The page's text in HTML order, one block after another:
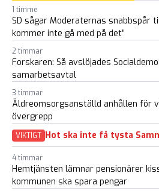
1 timme
SD sågar Moderaternas snabbspår
kommer inte gå med på det”
2 timmar
Forskaren: Så avslöjades
samarbetsavtal
3 timmar
Äldreomsorgsanställd anhållen för
övergrepp
VIKTIGT Hot ska inte få tysta
4 timmar
Hemtjänsten lämnar pensionärer
kommunen ska spara pengar